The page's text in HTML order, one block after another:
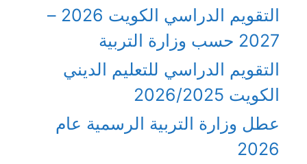
التقويم الدراسي الكويت 2026 –
2027 حسب وزارة التربية
التقويم الدراسي للتعليم الديني
الكويت 2026/2025
عطل وزارة التربية الرسمية عام
2026